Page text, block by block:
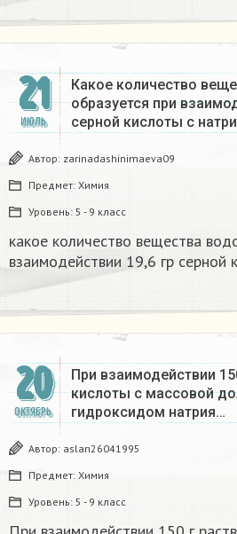
21
ИЮЛЬ
Какое количество
образуется при
серной кислоты с
Автор: zarinadashinimaeva09
Предмет: Химия
Уровень: 5 - 9 класс
какое количество вещества
взаимодействии 19,6 гр серной
20
ОКТЯБРЬ
При взаимодействии
кислоты с массовой
гидроксидом натрия…
Автор: aslan26041995
Предмет: Химия
Уровень: 5 - 9 класс